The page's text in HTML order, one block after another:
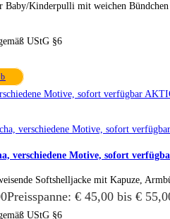
Baby/Kinderpulli mit weichen
UStG §6
verschiedene Motive, sofort
Softshelljacke mit Kapuze,
Preisspanne: € 45,00 bis €
UStG §6